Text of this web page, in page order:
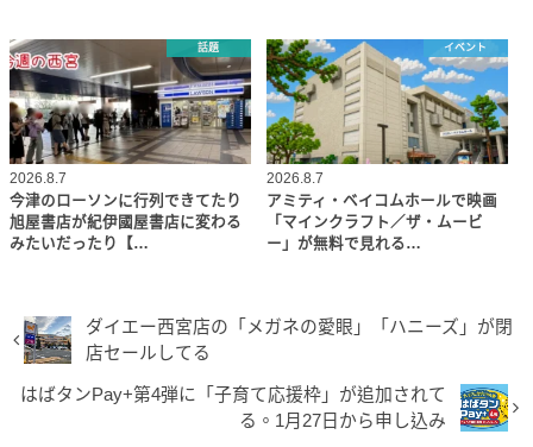
話題
2026.8.7
今津のローソンに行列できてたり
旭屋書店が紀伊國屋書店に変わる
みたいだったり【…
イベント
2026.8.7
アミティ・ベイコムホールで映画
「マインクラフト／ザ・ムービ
ー」が無料で見れる…
ダイエー西宮店の「メガネの愛眼」「ハニーズ」が閉
店セールしてる
はばタンPay+第4弾に「子育て応援枠」が追加されて
る。1月27日から申し込み